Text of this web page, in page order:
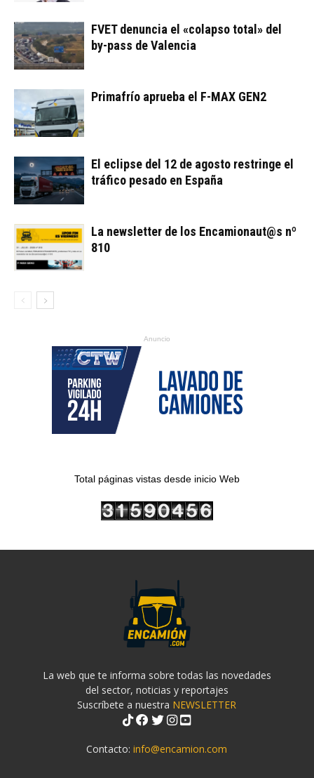
FVET denuncia el «colapso total» del
by-pass de Valencia
Primafrío aprueba el F-MAX GEN2
El eclipse del 12 de agosto restringe el
tráfico pesado en España
La newsletter de los Encamionaut@s nº
810
Anuncio
Total páginas vistas desde inicio Web
La web que te informa sobre todas las novedades
del sector, noticias y reportajes
Suscríbete a nuestra NEWSLETTER
Contacto:info@encamion.com